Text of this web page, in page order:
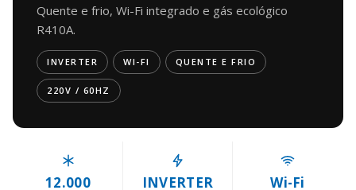
Quente e frio, Wi-Fi integrado e gás ecológico
R410A.
INVERTER WI-FI QUENTE E FRIO
220V / 60HZ
12.000 INVERTER Wi-Fi